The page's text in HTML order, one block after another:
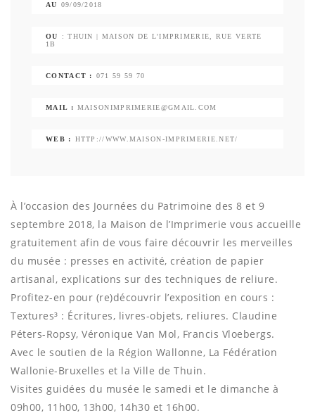
AU 09/09/2018
OU
: THUIN | MAISON DE L'IMPRIMERIE, RUE VERTE
1B
CONTACT : 071 59 59 70
MAIL : MAISONIMPRIMERIE@GMAIL.COM
WEB : HTTP://WWW.MAISON-IMPRIMERIE.NET/
À l’occasion des Journées du Patrimoine des 8 et 9
septembre 2018, la Maison de l’Imprimerie vous accueille
gratuitement afin de vous faire découvrir les merveilles
du musée : presses en activité, création de papier
artisanal, explications sur des techniques de reliure.
Profitez-en pour (re)découvrir l’exposition en cours :
Textures³ : Écritures, livres-objets, reliures. Claudine
Péters-Ropsy, Véronique Van Mol, Francis Vloebergs.
Avec le soutien de la Région Wallonne, La Fédération
Wallonie-Bruxelles et la Ville de Thuin.
Visites guidées du musée le samedi et le dimanche à
09h00, 11h00, 13h00, 14h30 et 16h00.